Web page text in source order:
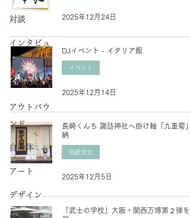
対談
インタビュ
ー
アワード
アウトバウ
ンド
自治体
アート
デザイン
2025年12月24日
DJイベント - イタリア館
イベント
2025年12月14日
長崎くんち 諏訪神社へ掛け軸「九重菊」
納
伝統文化
2025年12月5日
「武士の学校」大阪・関西万博第２弾を